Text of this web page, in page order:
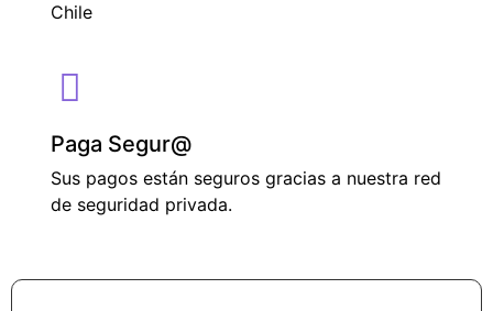
Chile
Paga Segur@
Sus pagos están seguros gracias a nuestra red
de seguridad privada.